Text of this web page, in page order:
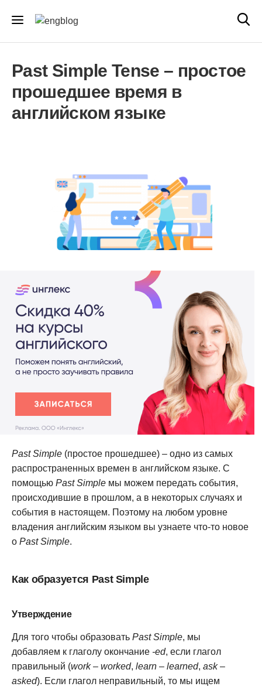
Past Simple Tense – простое
прошедшее время в
английском языке
Past Simple (простое прошедшее) – одно из самых
распространенных времен в английском языке. С
помощью Past Simple мы можем передать события,
происходившие в прошлом, а в некоторых случаях и
события в настоящем. Поэтому на любом уровне
владения английским языком вы узнаете что-то новое
о Past Simple.
Как образуется Past Simple
Утверждение
Для того чтобы образовать Past Simple, мы
добавляем к глаголу окончание -ed, если глагол
правильный (work– worked, learn – learned, ask–
asked). Если глагол неправильный, то мы ищем